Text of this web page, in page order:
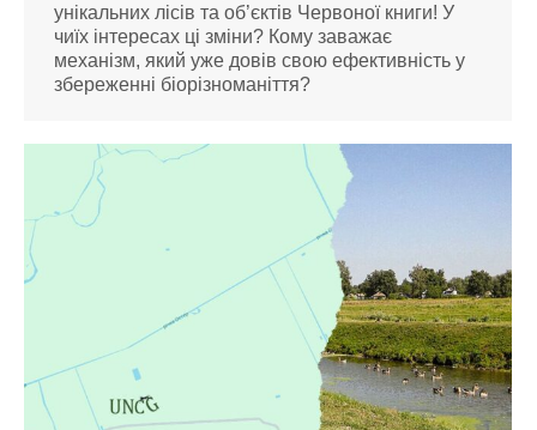
унікальних лісів та об’єктів Червоної книги! У
чиїх інтересах ці зміни? Кому заважає
механізм, який уже довів свою ефективність у
збереженні біорізноманіття?